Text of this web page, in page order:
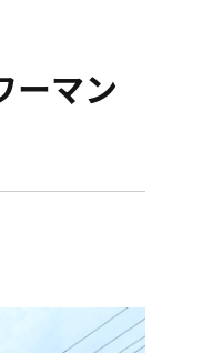
ーマン